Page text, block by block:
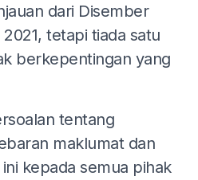
dari Disember
tetapi tiada satu
berkepentingan yang
tentang
maklumat dan
kepada semua pihak